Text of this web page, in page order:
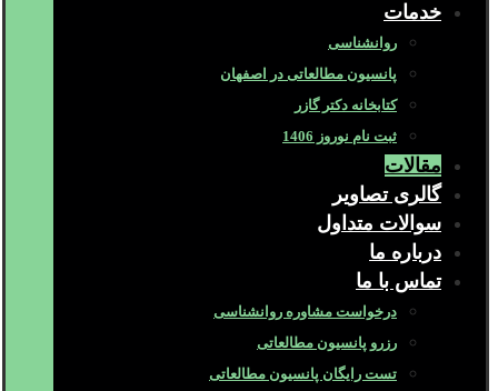
خدمات
روانشناسی
پانسیون مطالعاتی در اصفهان
کتابخانه دکتر گازر
ثبت نام نوروز 1406
مقالات
گالری تصاویر
سوالات متداول
درباره ما
تماس با ما
درخواست مشاوره روانشناسی
رزرو پانسیون مطالعاتی
تست رایگان پانسیون مطالعاتی